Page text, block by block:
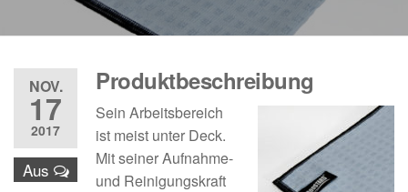
NOV.
17
2017
Aus
Produktbeschreibung
Sein Arbeitsbereich
ist meist unter Deck.
Mit seiner Aufnahme-
und Reinigungskraft